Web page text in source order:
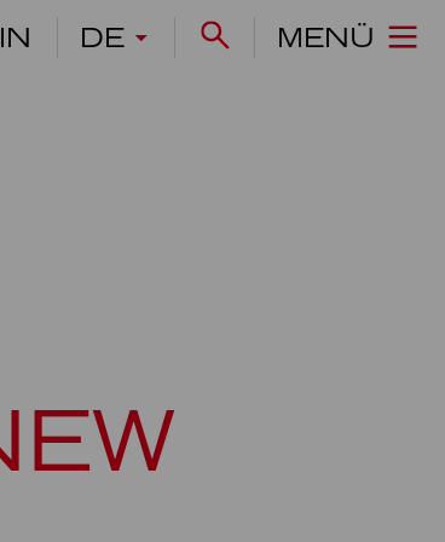
DE MENÜ